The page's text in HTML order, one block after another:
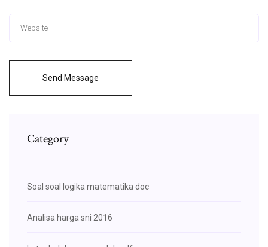
Send Message
Category
Soal soal logika matematika doc
Analisa harga sni 2016